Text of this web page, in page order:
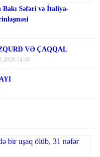
Bakı Səfəri və İtaliya-
VƏ ÇAQQAL
14:49